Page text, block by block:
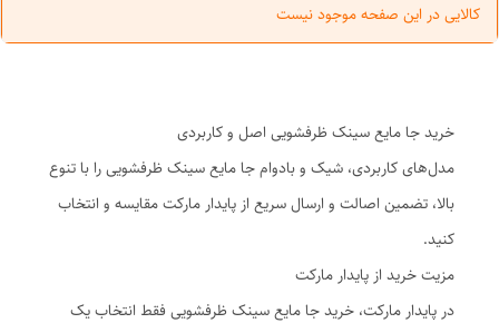
کالایی در این صفحه موجود نیست
خرید جا مایع سینک ظرفشویی اصل و کاربردی
مدل‌های کاربردی، شیک و بادوام جا مایع سینک ظرفشویی را با تنوع
بالا، تضمین اصالت و ارسال سریع از پایدار مارکت مقایسه و انتخاب
کنید.
مزیت خرید از پایدار مارکت
در پایدار مارکت، خرید جا مایع سینک ظرفشویی فقط انتخاب یک